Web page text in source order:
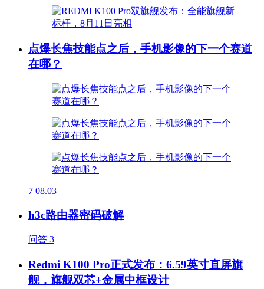
点爆长焦技能点之后，手机影像的下一个赛道
在哪？
7 08.03
h3c路由器密码破解
问答 3
Redmi K100 Pro正式发布：6.59英寸直屏旗
舰，旗舰双芯+金属中框设计